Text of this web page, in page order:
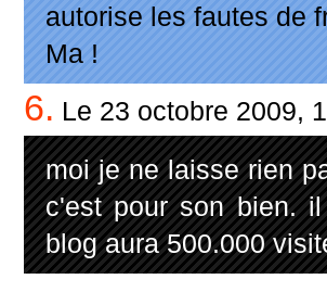
autorise les fautes de
Ma !
6. Le 23 octobre 2009,
moi je ne laisse rien
c'est pour son bien.
blog aura 500.000